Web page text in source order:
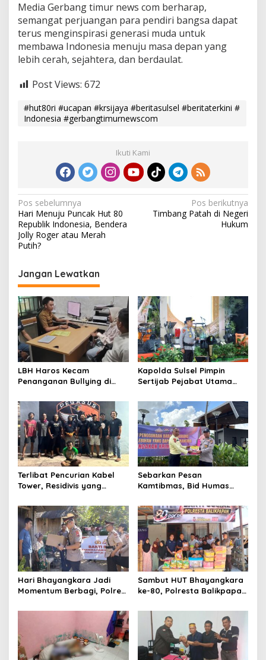
Media Gerbang timur news com berharap,
semangat perjuangan para pendiri bangsa dapat
terus menginspirasi generasi muda untuk
membawa Indonesia menuju masa depan yang
lebih cerah, sejahtera, dan berdaulat.
Post Views: 672
#hut80ri #ucapan #krsijaya #beritasulsel #beritaterkini #
Indonesia #gerbangtimurnewscom
Ikuti Kami
N
a
v
i
g
a
s
i
p
o
s
Pos sebelumnya
Hari Menuju Puncak Hut 80
Republik Indonesia, Bendera
Jolly Roger atau Merah
Putih?
Pos berikutnya
Timbang Patah di Negeri
Hukum
Jangan Lewatkan
LBH Haros Kecam
Penanganan Bullying di
Justru Dipaksa Pindah
Kapolda Sulsel Pimpin
Sertijab Pejabat Utama
Serta Lantik Karolog dan
Kapolresta Gowa
Terlibat Pencurian Kabel
Tower, Residivis yang
Ditangkap Tim Gabungan di
Jeneponto
Sebarkan Pesan
Kamtibmas, Bid Humas
Pemasangan Spanduk
serta Pembagian Stiker
Hari Bhayangkara Jadi
Momentum Berbagi, Polres
Membutuhkan
Sambut HUT Bhayangkara
ke-80, Polresta Balikpapan
Asuhan Jabal Rahmah